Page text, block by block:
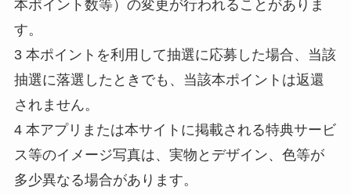
本ポイント数等）の変更が行われることがありま
す。
3 本ポイントを利用して抽選に応募した場合、当該
抽選に落選したときでも、当該本ポイントは返還
されません。
4 本アプリまたは本サイトに掲載される特典サービ
ス等のイメージ写真は、実物とデザイン、色等が
多少異なる場合があります。